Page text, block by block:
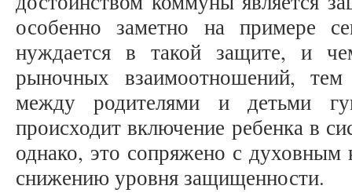
особенно заметно на примере
нуждается в такой защите, и
рыночных взаимоотношений,
между родителями и детьми
происходит включение ребенка в
однако, это сопряжено с духовным
снижению уровня защищенности.